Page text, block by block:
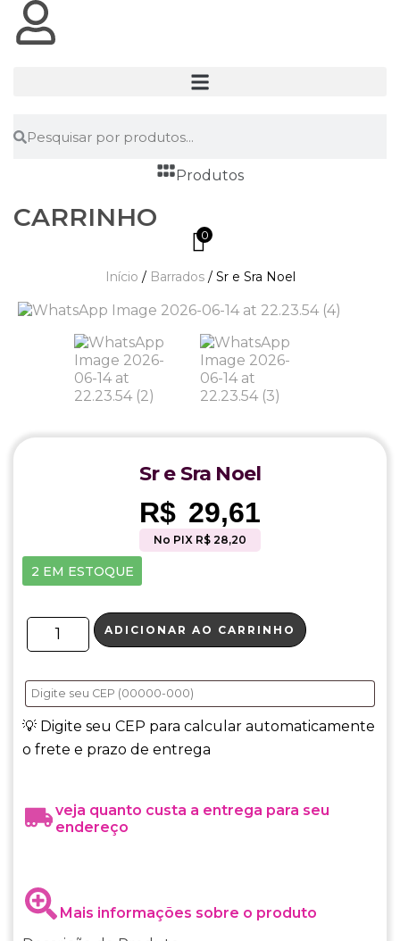
Produtos
CARRINHO
0
Início / Barrados/ Sr e Sra Noel
Sr e Sra Noel
R$ 29,61
No PIX R$ 28,20
2 EM ESTOQUE
ADICIONAR AO CARRINHO
💡 Digite seu CEP para calcular automaticamente
o frete e prazo de entrega
veja quanto custa a entrega para seu
endereço
Mais informações sobre o produto